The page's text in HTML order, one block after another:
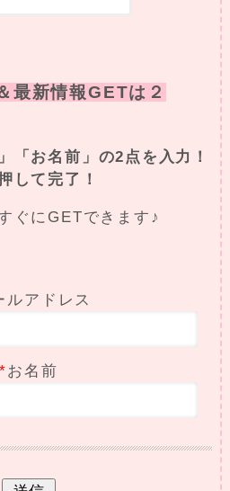
最新情報GETは２
お名前」の2点を入力！
して完了！
ぐにGETできます♪
ルアドレス
*お名前